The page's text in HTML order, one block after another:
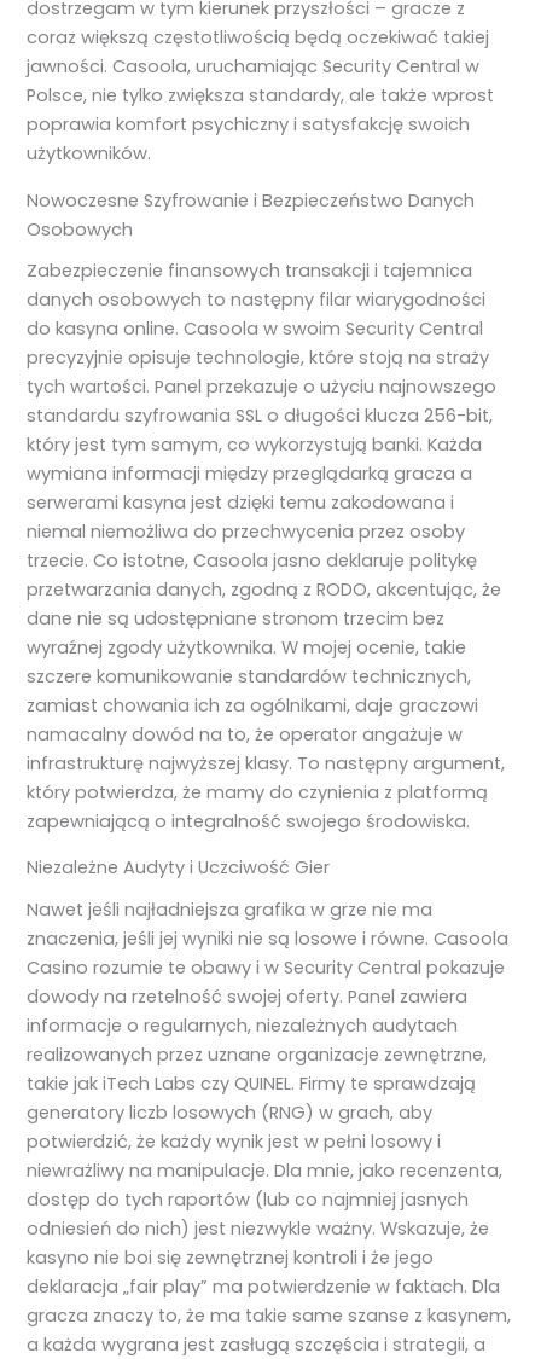
dostrzegam w tym kierunek przyszłości – gracze z
coraz większą częstotliwością będą oczekiwać takiej
jawności. Casoola, uruchamiając Security Central w
Polsce, nie tylko zwiększa standardy, ale także wprost
poprawia komfort psychiczny i satysfakcję swoich
użytkowników.
Nowoczesne Szyfrowanie i Bezpieczeństwo Danych
Osobowych
Zabezpieczenie finansowych transakcji i tajemnica
danych osobowych to następny filar wiarygodności
do kasyna online. Casoola w swoim Security Central
precyzyjnie opisuje technologie, które stoją na straży
tych wartości. Panel przekazuje o użyciu najnowszego
standardu szyfrowania SSL o długości klucza 256-bit,
który jest tym samym, co wykorzystują banki. Każda
wymiana informacji między przeglądarką gracza a
serwerami kasyna jest dzięki temu zakodowana i
niemal niemożliwa do przechwycenia przez osoby
trzecie. Co istotne, Casoola jasno deklaruje politykę
przetwarzania danych, zgodną z RODO, akcentując, że
dane nie są udostępniane stronom trzecim bez
wyraźnej zgody użytkownika. W mojej ocenie, takie
szczere komunikowanie standardów technicznych,
zamiast chowania ich za ogólnikami, daje graczowi
namacalny dowód na to, że operator angażuje w
infrastrukturę najwyższej klasy. To następny argument,
który potwierdza, że mamy do czynienia z platformą
zapewniającą o integralność swojego środowiska.
Niezależne Audyty i Uczciwość Gier
Nawet jeśli najładniejsza grafika w grze nie ma
znaczenia, jeśli jej wyniki nie są losowe i równe. Casoola
Casino rozumie te obawy i w Security Central pokazuje
dowody na rzetelność swojej oferty. Panel zawiera
informacje o regularnych, niezależnych audytach
realizowanych przez uznane organizacje zewnętrzne,
takie jak iTech Labs czy QUINEL. Firmy te sprawdzają
generatory liczb losowych (RNG) w grach, aby
potwierdzić, że każdy wynik jest w pełni losowy i
niewrażliwy na manipulacje. Dla mnie, jako recenzenta,
dostęp do tych raportów (lub co najmniej jasnych
odniesień do nich) jest niezwykle ważny. Wskazuje, że
kasyno nie boi się zewnętrznej kontroli i że jego
deklaracja „fair play” ma potwierdzenie w faktach. Dla
gracza znaczy to, że ma takie same szanse z kasynem,
a każda wygrana jest zasługą szczęścia i strategii, a